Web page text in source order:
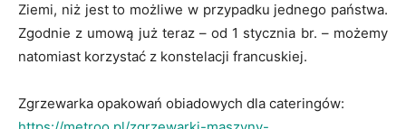
Ziemi, niż jest to możliwe w przypadku jednego państwa.
Zgodnie z umową już teraz – od 1 stycznia br. – możemy
natomiast korzystać z konstelacji francuskiej.
Zgrzewarka opakowań obiadowych dla cateringów: